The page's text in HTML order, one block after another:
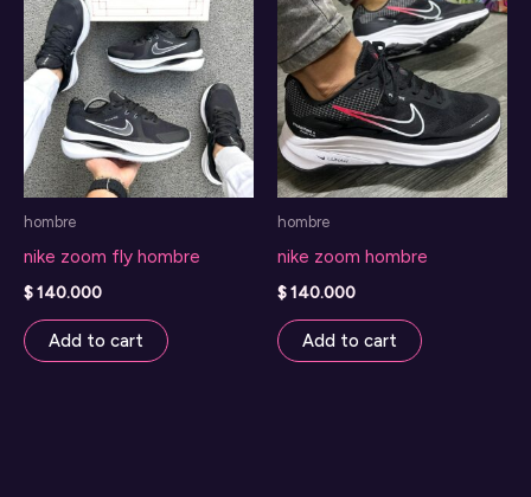
hombre
nike zoom fly hombre
$140.000
Add to cart
hombre
nike zoom hombre
$140.000
Add to cart